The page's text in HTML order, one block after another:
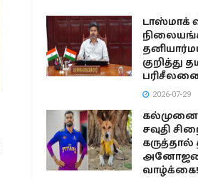
டாஸ்மாக்
குறித்து
2026-07-29
சவுதி
வாழ்க்கை!